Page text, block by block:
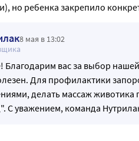
но ребенка закрепило
8 мая в 13:02
Благодарим вас за выбор
Для профилактики
делать массаж животика
С уважением, команда